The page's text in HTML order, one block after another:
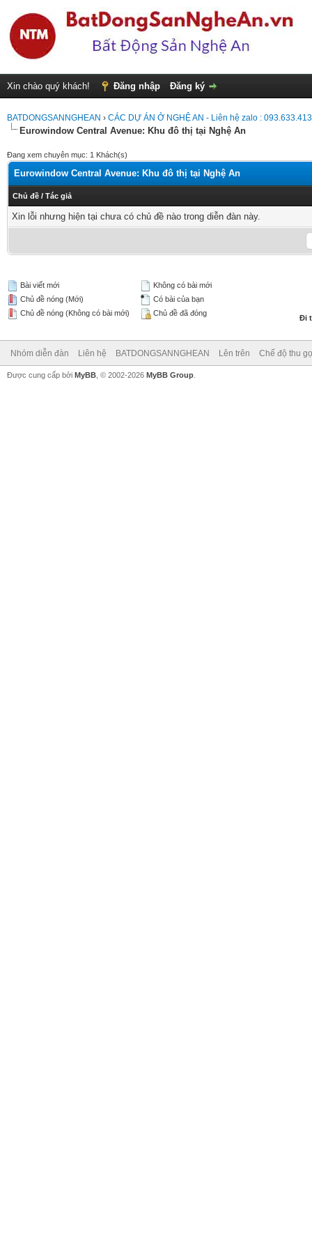
Xin chào quý khách! Đăng nhập Đăng ký
BATDONGSANNGHEAN › CÁC DỰ ÁN Ở NGHỆ AN - Liên hệ zalo :
Eurowindow Central Avenue: Khu đô thị tại Nghệ An
Đang xem chuyên mục: 1 Khách(s)
Eurowindow Central Avenue: Khu đô thị tại Nghệ An
Chủ đề / Tác giả
Xin lỗi nhưng hiện tại chưa có chủ đề nào trong diễn đàn này.
Bài viết mới
Chủ đề nóng (Mới)
Chủ đề nóng (Không có bài mới)
Không có bài mới
Có bài của bạn
Chủ đề đã đóng
Đi
Nhóm diễn đàn Liên hệ BATDONGSANNGHEAN Lên trên Chế độ thu
Được cung cấp bởi MyBB , © 2002-2026 MyBB Group